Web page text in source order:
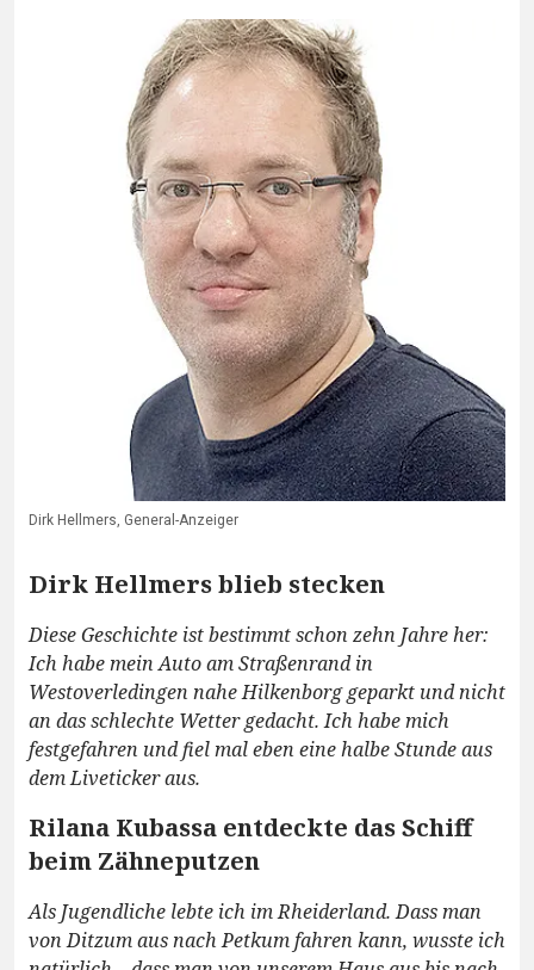
Dirk Hellmers, General-Anzeiger
Dirk Hellmers blieb stecken
Diese Geschichte ist bestimmt schon zehn Jahre her:
Ich habe mein Auto am Straßenrand in
Westoverledingen nahe Hilkenborg geparkt und nicht
an das schlechte Wetter gedacht. Ich habe mich
festgefahren und fiel mal eben eine halbe Stunde aus
dem Liveticker aus.
Rilana Kubassa entdeckte das Schiff
beim Zähneputzen
Als Jugendliche lebte ich im Rheiderland. Dass man
von Ditzum aus nach Petkum fahren kann, wusste ich